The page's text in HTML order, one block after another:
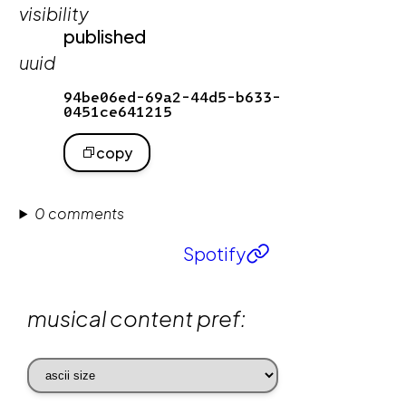
visibility
published
uuid
94be06ed-69a2-44d5-b633-
0451ce641215
copy
0 comments
Spotify
musical content pref: